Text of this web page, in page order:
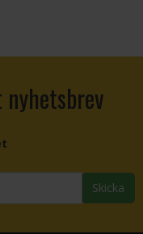
Skicka